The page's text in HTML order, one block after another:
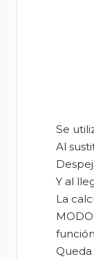
Se
Al
Y al
La
Queda